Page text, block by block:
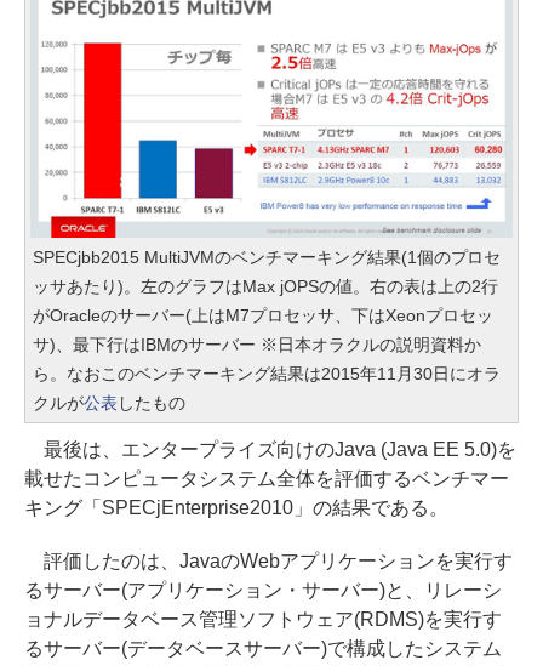
SPECjbb2015 MultiJVMのベンチマーキング結果(1個のプロセ
ッサあたり)。左のグラフはMax jOPSの値。右の表は上の2行
がOracleのサーバー(上はM7プロセッサ、下はXeonプロセッ
サ)、最下行はIBMのサーバー ※日本オラクルの説明資料か
ら。なおこのベンチマーキング結果は2015年11月30日にオラ
クルが公表 したもの
最後は、エンタープライズ向けのJava (Java EE 5.0)を
載せたコンピュータシステム全体を評価するベンチマー
キング「SPECjEnterprise2010」の結果である。
評価したのは、JavaのWebアプリケーションを実行す
るサーバー(アプリケーション・サーバー)と、リレーシ
ョナルデータベース管理ソフトウェア(RDMS)を実行す
るサーバー(データベースサーバー)で構成したシステム